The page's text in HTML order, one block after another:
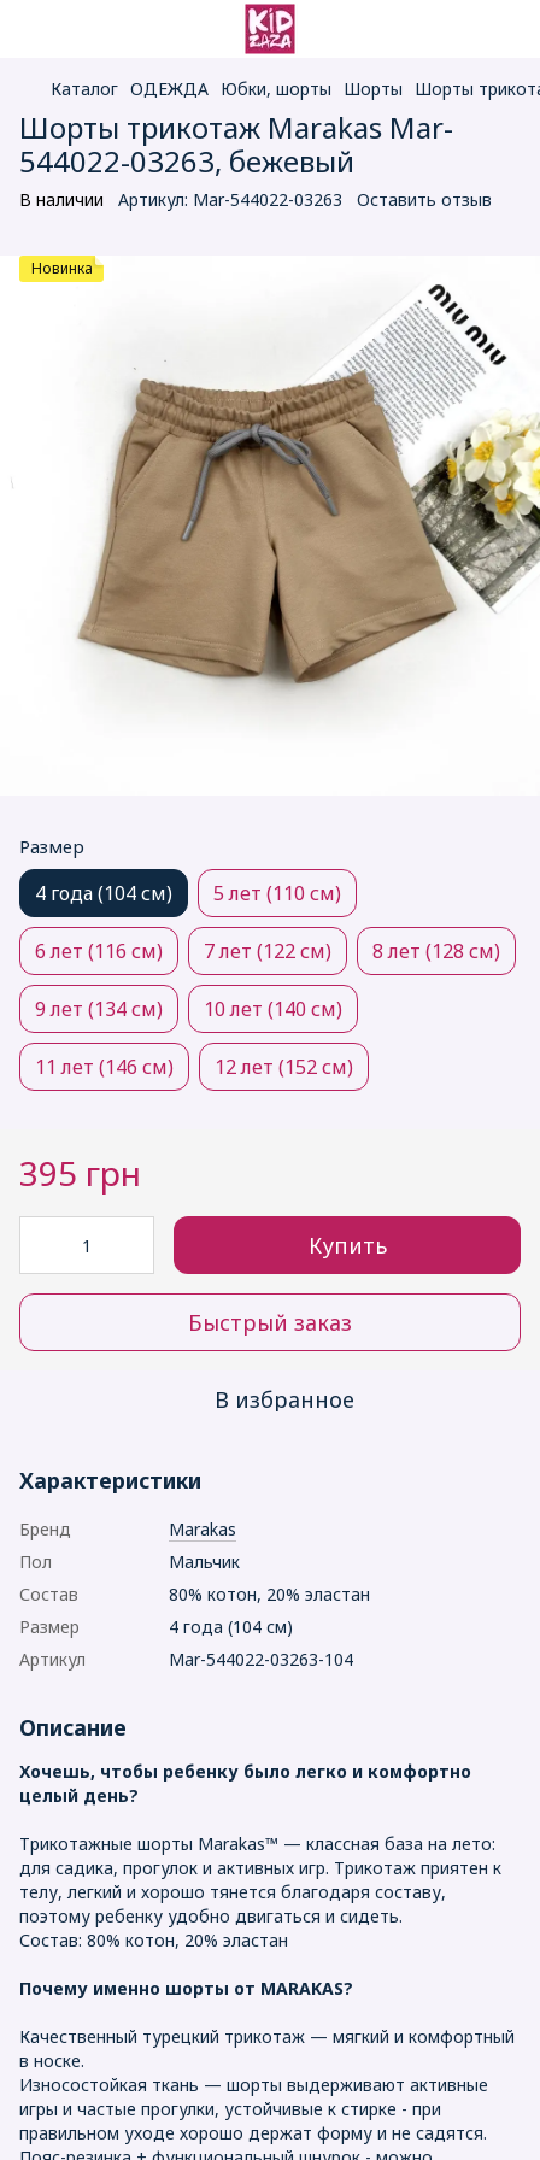
Каталог ОДЕЖДА Юбки, шорты Шорты Шорты
Шорты трикотаж Marakas Mar-
544022-03263, бежевый
В наличии Артикул: Mar-544022-03263 Оставить отзыв
Новинка
Размер
4 года (104 см) 5 лет (110 см)
6 лет (116 см) 7 лет (122 см) 8 лет (128 см)
9 лет (134 см) 10 лет (140 см)
11 лет (146 см) 12 лет (152 см)
395 грн
Купить
Быстрый заказ
В избранное
Характеристики
Бренд
Marakas
Пол
Мальчик
Состав
80% котон, 20% эластан
Размер
4 года (104 см)
Артикул
Mar-544022-03263-104
Описание
Хочешь, чтобы ребенку было легко и комфортно
целый день?
Трикотажные шорты Marakas™ — классная база на лето:
для садика, прогулок и активных игр. Трикотаж приятен к
телу, легкий и хорошо тянется благодаря составу,
поэтому ребенку удобно двигаться и сидеть.
Состав: 80% котон, 20% эластан
Почему именно шорты от MARAKAS?
Качественный турецкий трикотаж — мягкий и комфортный
в носке.
Износостойкая ткань — шорты выдерживают активные
игры и частые прогулки, устойчивые к стирке - при
правильном уходе хорошо держат форму и не садятся.